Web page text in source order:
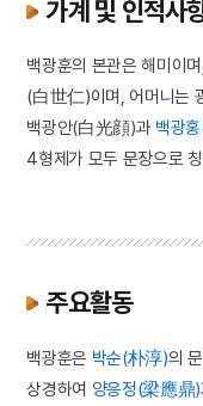
가계 및 인적사
백광훈의 본관은 해미이
(白世仁)이며, 어머니는
백광안(白光顔)과 백광
4형제가 모두 문장으로
주요활동
백광훈은 박순(朴淳)의
상경하여 양응정(梁應鼎)